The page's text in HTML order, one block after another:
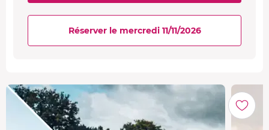
Réserver le mercredi 11/11/2026